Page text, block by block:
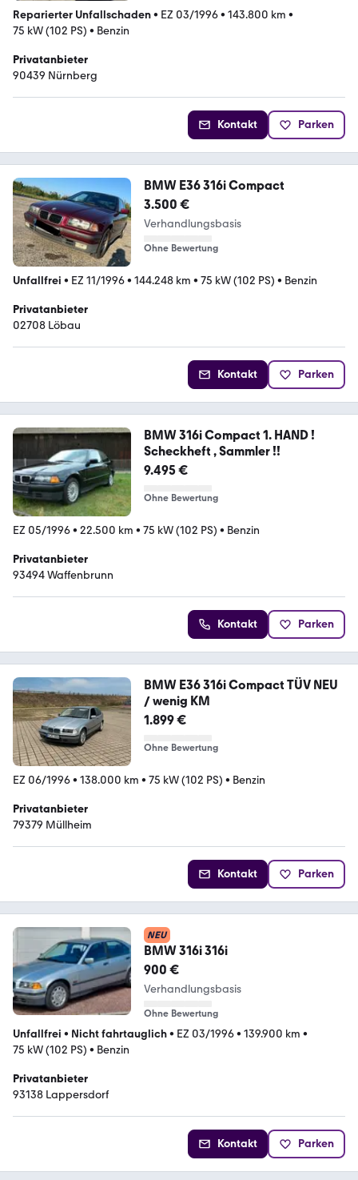
Reparierter Unfallschaden• EZ 03/1996• 143.800 km •
75 kW (102 PS) • Benzin
Privatanbieter
90439 Nürnberg
Kontakt Parken
BMW E36 316i Compact
3.500 €
Verhandlungsbasis
Ohne Bewertung
Unfallfrei • EZ 11/1996• 144.248 km • 75 kW (102 PS) • Benzin
Privatanbieter
02708 Löbau
Kontakt Parken
BMW 316i Compact 1. HAND !
Scheckheft , Sammler !!
9.495 €
Ohne Bewertung
EZ 05/1996• 22.500 km • 75 kW (102 PS) • Benzin
Privatanbieter
93494 Waffenbrunn
Kontakt Parken
BMW E36 316i Compact TÜV NEU
/ wenig KM
1.899 €
Ohne Bewertung
EZ 06/1996• 138.000 km • 75 kW (102 PS) • Benzin
Privatanbieter
79379 Müllheim
Kontakt Parken
NEU
BMW 316i 316i
900 €
Verhandlungsbasis
Ohne Bewertung
Unfallfrei • Nicht fahrtauglich• EZ 03/1996• 139.900 km •
75 kW (102 PS) • Benzin
Privatanbieter
93138 Lappersdorf
Kontakt Parken